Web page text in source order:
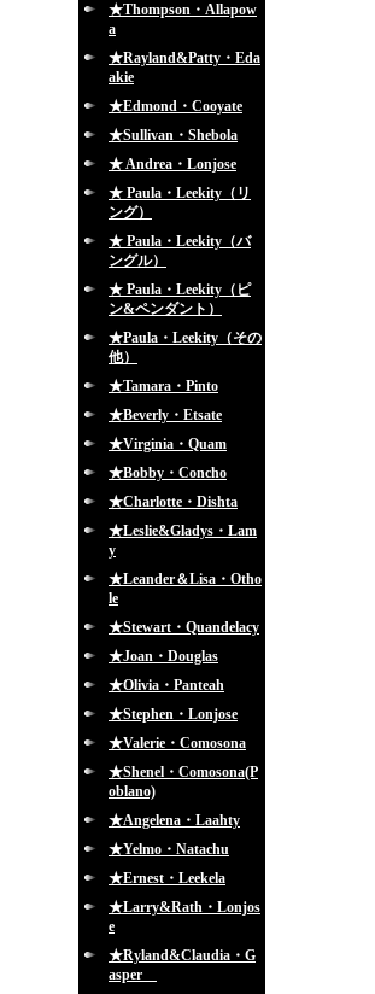
★Thompson・Allapow
a
★Rayland&Patty・Eda
akie
★Edmond・Cooyate
★Sullivan・Shebola
★ Andrea・Lonjose
★ Paula・Leekity（リ
ング）
★ Paula・Leekity（バ
ングル）
★ Paula・Leekity（ピ
ン&ペンダント）
★Paula・Leekity（その
他）
★Tamara・Pinto
★Beverly・Etsate
★Virginia・Quam
★Bobby・Concho
★Charlotte・Dishta
★Leslie&Gladys・Lam
y
★Leander＆Lisa・Otho
le
★Stewart・Quandelacy
★Joan・Douglas
★Olivia・Panteah
★Stephen・Lonjose
★Valerie・Comosona
★Shenel・Comosona(P
oblano)
★Angelena・Laahty
★Yelmo・Natachu
★Ernest・Leekela
★Larry&Rath・Lonjos
e
★Ryland&Claudia・G
asper